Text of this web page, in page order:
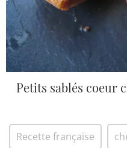
Petits sablés coeur
Recette française